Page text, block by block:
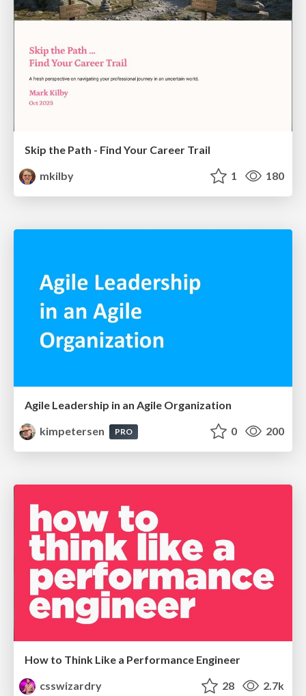
Skip the Path - Find Your Career Trail
mkilby
1 180
Agile Leadership in an Agile Organization
kimpetersen
PRO 0 200
How to Think Like a Performance Engineer
csswizardry
28 2.7k